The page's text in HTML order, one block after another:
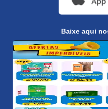
Baixe aqui